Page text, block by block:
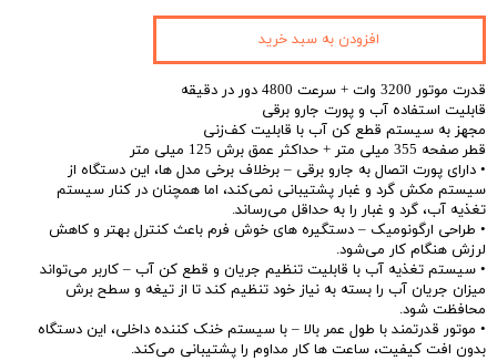
قدرت موتور 3200 وات + سرعت 4800 دور در دقیقه
قابلیت استفاده آب و پورت جارو برقی
مجهز به سیستم قطع کن آب با قابلیت کف‌زنی
قطر صفحه 355 میلی متر + حداکثر عمق برش 125 میلی متر
• دارای پورت اتصال به جارو برقی – برخلاف برخی مدل‌ ها، این دستگاه از
سیستم مکش گرد و غبار پشتیبانی نمی‌کند، اما همچنان در کنار سیستم
تغذیه آب، گرد و غبار را به حداقل می‌رساند.
• طراحی ارگونومیک – دستگیره‌ های خوش‌ فرم باعث کنترل بهتر و کاهش
لرزش هنگام کار می‌شود.
• سیستم تغذیه آب با قابلیت تنظیم جریان و قطع کن آب – کاربر می‌تواند
میزان جریان آب را بسته به نیاز خود تنظیم کند تا از تیغه و سطح برش
محافظت شود.
• موتور قدرتمند با طول عمر بالا – با سیستم خنک‌ کننده داخلی، این دستگاه
بدون افت کیفیت، ساعت‌ ها کار مداوم را پشتیبانی می‌کند.
افزودن به سبد خرید